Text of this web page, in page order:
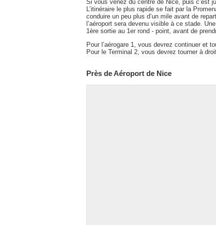
Si vous venez du centre de Nice, puis c’est
L’itinéraire le plus rapide se fait par la
conduire un peu plus d’un mile avant de
l’aéroport sera devenu visible à ce stade.
1ère sortie au 1er rond - point, avant de
Pour l’aérogare 1, vous devrez continuer et
Pour le Terminal 2, vous devrez tourner à
Près de Aéroport de Nice